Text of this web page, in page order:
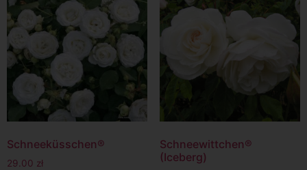
Schneeküsschen®
29.00 zł
Schneewittchen®
(Iceberg)